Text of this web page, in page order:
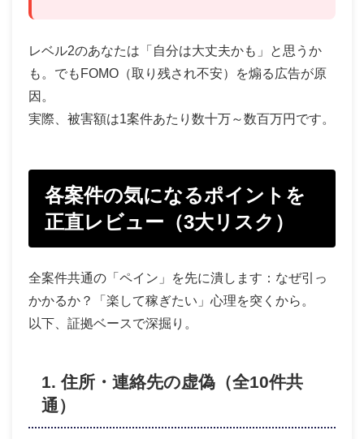
レベル2のあなたは「自分は大丈夫かも」と思うか
も。でもFOMO（取り残され不安）を煽る広告が原
因。
実際、被害額は1案件あたり数十万～数百万円です。
各案件の気になるポイントを
正直レビュー（3大リスク）
全案件共通の「ペイン」を先に潰します：なぜ引っ
かかるか？「楽して稼ぎたい」心理を突くから。
以下、証拠ベースで深掘り。
1. 住所・連絡先の虚偽（全10件共
通）